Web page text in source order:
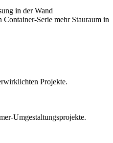
in der Wand
Serie mehr Stauraum in
Projekte.
Umgestaltungsprojekte.